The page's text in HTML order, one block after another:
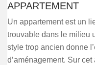
APPARTEMENT
Un appartement est un
trouvable dans le milieu
style trop ancien donne
d’aménagement. Sur cet